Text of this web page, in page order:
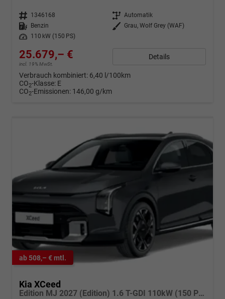
Fahrzeugnr. 1346168 Getriebe Automatik
Kraftstoff
Benzin Außenfarbe
Grau, Wolf Grey (WAF)
Leistung
110 kW (150 PS)
25.679,– €
incl. 19% MwSt.
Details
Verbrauch kombiniert: 6,40 l/100km
CO2-Klasse: E
CO2-Emissionen: 146,00 g/km
ab 508,– € mtl.
Kia XCeed
Edition MJ 2027 (Edition) 1.6 T-GDI 110kW (150 PS) 7-Gang DCT Automatikgetriebe